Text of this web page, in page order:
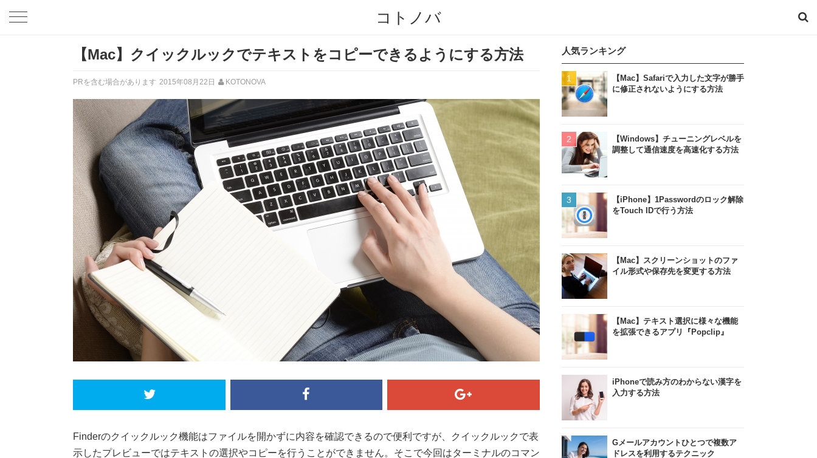
コトノバ
【Mac】クイックルックでテキストをコピーできるようにする方法
PRを含む場合があります 2015年08月22日 KOTONOVA
Finderのクイックルック機能はファイルを開かずに内容を確認できるので便利ですが、クイックルックで表
示したプレビューではテキストの選択やコピーを行うことができません。そこで今回はターミナルのコマン
人気ランキング
【Mac】Safariで入力した文字が勝手
に修正されないようにする方法
【Windows】チューニングレベルを
調整して通信速度を高速化する方法
【iPhone】1Passwordのロック解除
をTouch IDで行う方法
【Mac】スクリーンショットのファ
イル形式や保存先を変更する方法
【Mac】テキスト選択に様々な機能
を拡張できるアプリ『Popclip』
iPhoneで読み方のわからない漢字を
入力する方法
Gメールアカウントひとつで複数ア
ドレスを利用するテクニック